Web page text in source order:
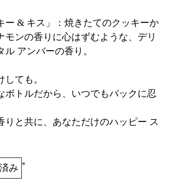
ー & キス」：焼きたてのクッキーか
モンの香りに心はずむような、デリ
アンバーの香り。
ても。
ボトルだから、いつでもバックに忍
りと共に、あなただけのハッピー ス
み *